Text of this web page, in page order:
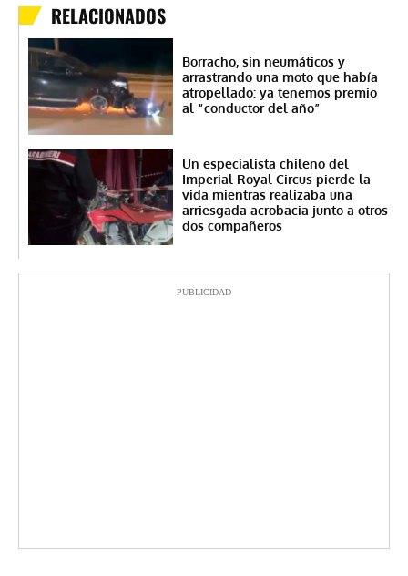
RELACIONADOS
Borracho, sin neumáticos y
arrastrando una moto que había
atropellado: ya tenemos premio
al “conductor del año”
Un especialista chileno del
Imperial Royal Circus pierde la
vida mientras realizaba una
arriesgada acrobacia junto a otros
dos compañeros
PUBLICIDAD